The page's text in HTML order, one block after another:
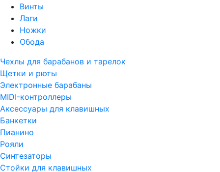
Винты
Лаги
Ножки
Обода
Чехлы для барабанов и тарелок
Щетки и рюты
Электронные барабаны
MIDI-контроллеры
Аксессуары для клавишных
Банкетки
Пианино
Рояли
Синтезаторы
Стойки для клавишных